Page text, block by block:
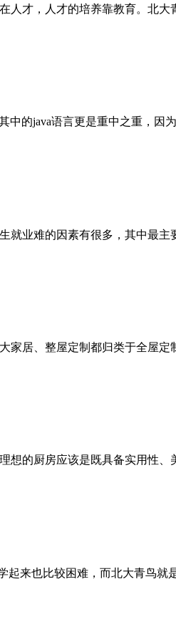
人才，人才的培养靠教育。北大
的java语言更是重中之重，因
就业难的因素有很多，其中最主
家居、整屋定制都归类于全屋定
想的厨房应该是既具备实用性、
来也比较困难，而北大青鸟就